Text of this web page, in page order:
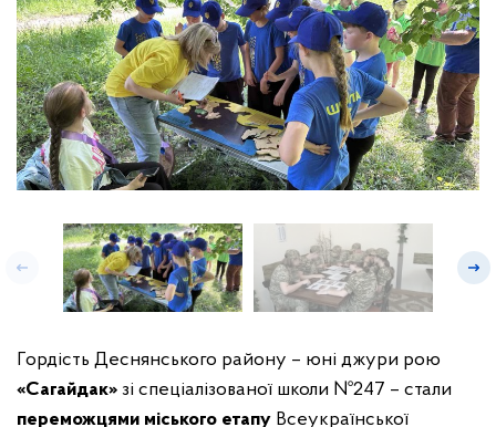
Гордість Деснянського району – юні джури рою
«Сагайдак» зі спеціалізованої школи №247 – стали
переможцями міського етапу Всеукраїнської